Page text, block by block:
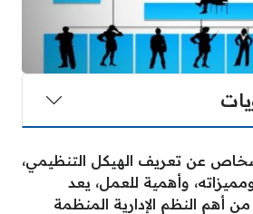
عن تعريف الهيكل التنظيمي،
وأهمية للعمل، يعد
أهم النظم الإدارية المنظمة